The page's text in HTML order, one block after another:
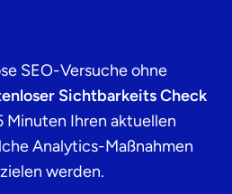
SEO-Versuche ohne
Sichtbarkeits Check
Minuten Ihren aktuellen
Analytics-Maßnahmen
werden.